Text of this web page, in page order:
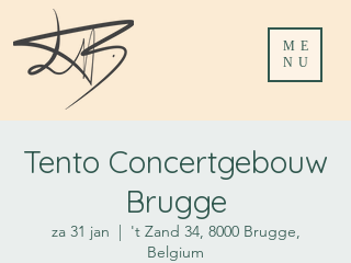
ME
NU
Tento Concertgebouw
Brugge
za 31 jan
  |
't Zand 34, 8000 Brugge,
Belgium